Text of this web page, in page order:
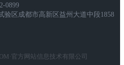
0899
验区成都市高新区益州大道中段1858
官方网站信息技术有限公司